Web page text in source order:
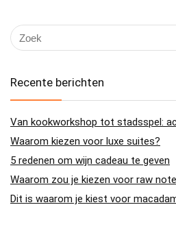
Recente berichten
Van kookworkshop tot stadsspel:
Waarom kiezen voor luxe suites?
5 redenen om wijn cadeau te geven
Waarom zou je kiezen voor raw
Dit is waarom je kiest voor